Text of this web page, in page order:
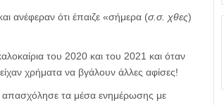
ανέφεραν ότι έπαιζε «σήμερα (σ.σ. χθες)
του 2020 και του 2021 και όταν
χρήματα να βγάλουν άλλες αφίσες!
απασχόλησε τα μέσα ενημέρωσης με